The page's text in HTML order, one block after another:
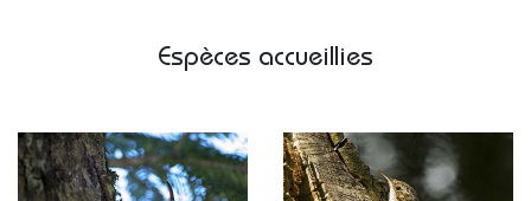
Espèces accueillies